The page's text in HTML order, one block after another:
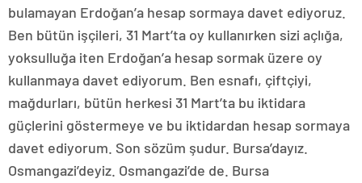
bulamayan Erdoğan’a hesap sormaya davet ediyoruz.
Ben bütün işçileri, 31 Mart’ta oy kullanırken sizi açlığa,
yoksulluğa iten Erdoğan’a hesap sormak üzere oy
kullanmaya davet ediyorum. Ben esnafı, çiftçiyi,
mağdurları, bütün herkesi 31 Mart’ta bu iktidara
güçlerini göstermeye ve bu iktidardan hesap sormaya
davet ediyorum. Son sözüm şudur. Bursa’dayız.
Osmangazi’deyiz. Osmangazi’de de. Bursa